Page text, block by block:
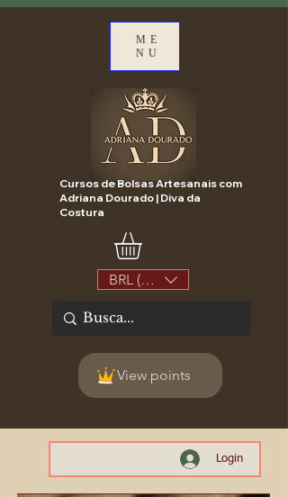
ME
NU
Cursos de Bolsas Artesanais com
Adriana Dourado | Diva da
Costura
BRL (R$)
View points
Login